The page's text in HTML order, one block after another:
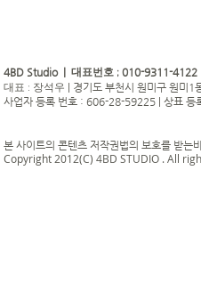
4BD Studio | 대표번호 ; 010-9311-4122
대표 : 장석우
경기도 부천시 원미구 원미
사업자 등록 번호 : 606-28-59225 | 상표
본 사이트의 콘텐츠 저작권법의 보호를 받는
Copyright 2012(C) 4BD STUDIO . All